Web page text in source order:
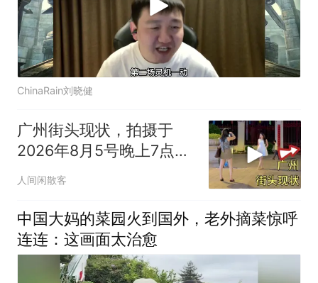
ChinaRain刘晓健
广州街头现状，拍摄于
2026年8月5号晚上7点
许，大家都
人间闲散客
中国大妈的菜园火到国外，老外摘菜惊呼
连连：这画面太治愈